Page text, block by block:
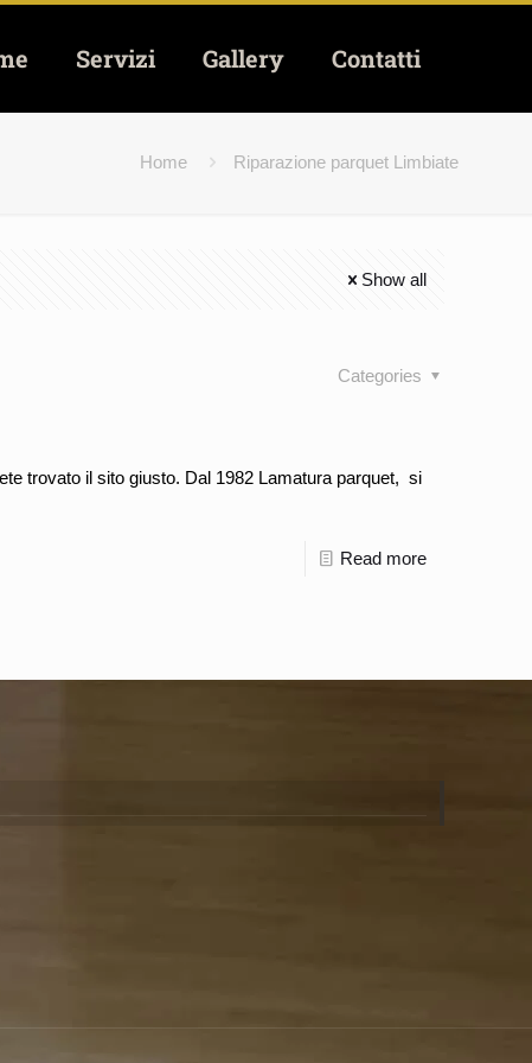
Servizi Gallery Contatti
Home Riparazione parquet Limbiate
Show all
Categories
trovato il sito giusto. Dal 1982 Lamatura parquet, si
Read more